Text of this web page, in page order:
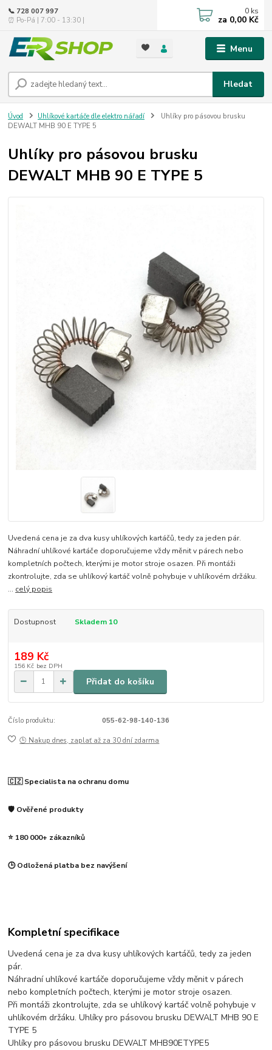
Menu
Hledat
📞 728 007 997
⏰ Po-Pá | 7:00 - 13:30 |
0 ks
za 0,00 Kč
Úvod Uhlíkové kartáče dle elektro nářadí
Uhlíky pro pásovou brusku
DEWALT MHB 90 E TYPE 5
Uhlíky pro pásovou brusku
DEWALT MHB 90 E TYPE 5
Uvedená cena je za dva kusy uhlíkových kartáčů, tedy za jeden pár.
Náhradní uhlíkové kartáče doporučujeme vždy měnit v párech nebo
kompletních počtech, kterými je motor stroje osazen. Při montáži
zkontrolujte, zda se uhlíkový kartáč volně pohybuje v uhlíkovém držáku.
... celý popis
Dostupnost Skladem 10
189 Kč
156 Kč bez DPH
Přidat do košíku
Číslo produktu: 055-62-98-140-136
🕒 Nakup dnes, zaplať až za 30 dní zdarma
🇨🇿 Specialista na ochranu domu
🛡️ Ověřené produkty
⭐ 180 000+ zákazníků
🕒 Odložená platba bez navýšení
Kompletní specifikace
Uvedená cena je za dva kusy uhlíkových kartáčů, tedy za jeden
pár.
Náhradní uhlíkové kartáče doporučujeme vždy měnit v párech
nebo kompletních počtech, kterými je motor stroje osazen.
Při montáži zkontrolujte, zda se uhlíkový kartáč volně pohybuje v
uhlíkovém držáku. Uhlíky pro pásovou brusku DEWALT MHB 90 E
TYPE 5
Uhlíky pro pásovou brusku DEWALT MHB90ETYPE5